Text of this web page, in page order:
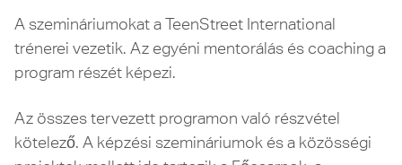
A szemináriumokat a TeenStreet International
trénerei vezetik. Az egyéni mentorálás és coaching a
program részét képezi.
Az összes tervezett programon való részvétel
kötelező. A képzési szemináriumok és a közösségi